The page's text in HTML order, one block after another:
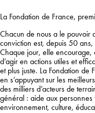
La Fondation de France,
Chacun de nous a le pouvoir
conviction est, depuis 50
Chaque jour, elle encourage,
d’agir en actions utiles et
et plus juste. La Fondation
en s’appuyant sur les
des milliers d’acteurs de
général : aide aux
environnement, culture,